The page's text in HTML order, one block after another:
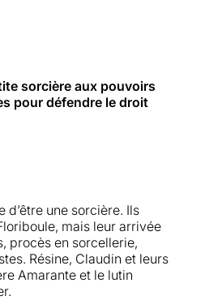
sorcière aux pouvoirs
pour défendre le droit
d’être une sorcière. Ils
mais leur arrivée
procès en sorcellerie,
Résine, Claudin et leurs
Amarante et le lutin